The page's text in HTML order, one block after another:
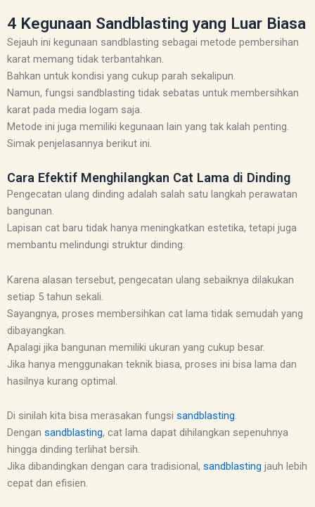
4 Kegunaan Sandblasting yang Luar Biasa
Sejauh ini kegunaan sandblasting sebagai metode pembersihan
karat memang tidak terbantahkan.
Bahkan untuk kondisi yang cukup parah sekalipun.
Namun, fungsi sandblasting tidak sebatas untuk membersihkan
karat pada media logam saja.
Metode ini juga memiliki kegunaan lain yang tak kalah penting.
Simak penjelasannya berikut ini.
Cara Efektif Menghilangkan Cat Lama di Dinding
Pengecatan ulang dinding adalah salah satu langkah perawatan
bangunan.
Lapisan cat baru tidak hanya meningkatkan estetika, tetapi juga
membantu melindungi struktur dinding.
Karena alasan tersebut, pengecatan ulang sebaiknya dilakukan
setiap 5 tahun sekali.
Sayangnya, proses membersihkan cat lama tidak semudah yang
dibayangkan.
Apalagi jika bangunan memiliki ukuran yang cukup besar.
Jika hanya menggunakan teknik biasa, proses ini bisa lama dan
hasilnya kurang optimal.
Di sinilah kita bisa merasakan fungsi sandblasting.
Dengan sandblasting, cat lama dapat dihilangkan sepenuhnya
hingga dinding terlihat bersih.
Jika dibandingkan dengan cara tradisional, sandblasting jauh lebih
cepat dan efisien.